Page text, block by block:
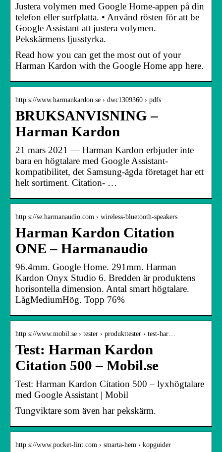
Justera volymen med Google Home-appen på din
telefon eller surfplatta. • Använd rösten för att be
Google Assistant att justera volymen.
Pekskärmens ljusstyrka.
Read how you can get the most out of your
Harman Kardon with the Google Home app here.
http s://www.harmankardon.se › dwc1309360 › pdfs
BRUKSANVISNING –
Harman Kardon
21 mars 2021 — Harman Kardon erbjuder inte
bara en högtalare med Google Assistant-
kompatibilitet, det Samsung-ägda företaget har ett
helt sortiment. Citation- …
http s://se.harmanaudio.com › wireless-bluetooth-speakers
Harman Kardon Citation
ONE – Harmanaudio
96.4mm. Google Home. 291mm. Harman
Kardon Onyx Studio 6. Bredden är produktens
horisontella dimension. Antal smart högtalare.
LågMediumHög. Topp 76%
http s://www.mobil.se › tester › produkttester › test-har…
Test: Harman Kardon
Citation 500 – Mobil.se
Test: Harman Kardon Citation 500 – lyxhögtalare
med Google Assistant | Mobil
Tungviktare som även har pekskärm.
http s://www.pocket-lint.com › smarta-hem › kopguider